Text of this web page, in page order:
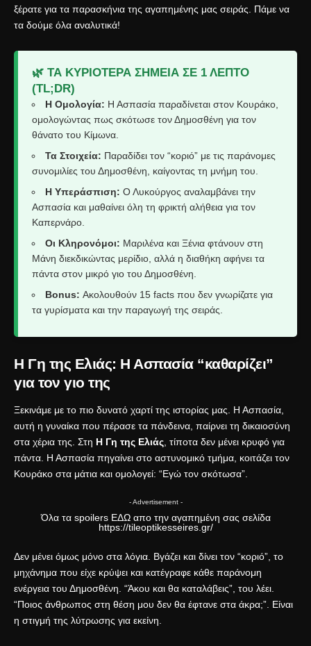
ξέρατε για τα παρασκήνια της αγαπημένης μας σειράς. Πάμε να
τα δούμε όλα αναλυτικά!
🌿 ΤΑ ΚΥΡΙΌΤΕΡΑ ΣΗΜΕΊΑ ΣΕ 1 ΛΕΠΤΌ
(TL;DR)
Η Ομολογία: Η Ασπασία παραδίνεται στον Κουράκο,
ομολογώντας πως σκότωσε τον Δημοσθένη για τον
θάνατο του Κίμωνα.
Τα Στοιχεία: Παραδίδει τον “κοριό” με τις παράνομες
συνομιλίες του Δημοσθένη, καίγοντας τη μνήμη του.
Η Υπεράσπιση: Ο Λυκούργος αναλαμβάνει την
Ασπασία και μαθαίνει όλη τη φρικτή αλήθεια για τον
Καπερνάρο.
Οι Κληρονόμοι: Μαριλένα και Ξένια φτάνουν στη
Μάνη διεκδικώντας μερίδιο, αλλά η διαθήκη αφήνει τα
πάντα στον μικρό γιο του Δημοσθένη.
Bonus: Ακολουθούν 15 facts που δεν γνωρίζατε για
τα γυρίσματα και την παραγωγή της σειράς.
Η Γη της Ελιάς: Η Ασπασία “καθαρίζει”
για τον γιο της
Ξεκινάμε με το πιο δυνατό χαρτί της ιστορίας μας. Η Ασπασία,
αυτή η γυναίκα που πέρασε τα πάνδεινα, παίρνει τη δικαιοσύνη
στα χέρια της. Στη Η Γη της Ελιάς , τίποτα δεν μένει κρυφό για
πάντα. Η Ασπασία πηγαίνει στο αστυνομικό τμήμα, κοιτάζει τον
Κουράκο στα μάτια και ομολογεί: “Εγώ τον σκότωσα”.
- Advertisement -
Όλα τα spoilers ΕΔΩαπο την αγαπημένη σας σελίδα
https://tileoptikesseires.gr/
Δεν μένει όμως μόνο στα λόγια. Βγάζει και δίνει τον “κοριό”, το
μηχάνημα που είχε κρύψει και κατέγραφε κάθε παράνομη
ενέργεια του Δημοσθένη. “Άκου και θα καταλάβεις”, του λέει.
“Ποιος άνθρωπος στη θέση μου δεν θα έφτανε στα άκρα;”. Είναι
η στιγμή της λύτρωσης για εκείνη.